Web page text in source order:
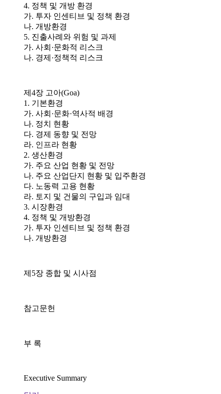
4. 정책 및 개방 환경
가. 투자 인센티브 및 정책 환경
나. 개방환경
5. 진출사례와 위험 및 과제
가. 사회·문화적 리스크
나. 경제·정책적 리스크
제4장 고아(Goa)
1. 기본환경
가. 사회·문화·역사적 배경
나. 정치 현황
다. 경제 동향 및 전망
라. 인프라 현황
2. 생산환경
가. 주요 산업 현황 및 전망
나. 주요 산업단지 현황 및 입주환경
다. 노동력 고용 현황
라. 토지 및 건물의 구입과 임대
3. 시장환경
4. 정책 및 개방환경
가. 투자 인센티브 및 정책 환경
나. 개방환경
제5장 종합 및 시사점
참고문헌
부 록
Executive Summary